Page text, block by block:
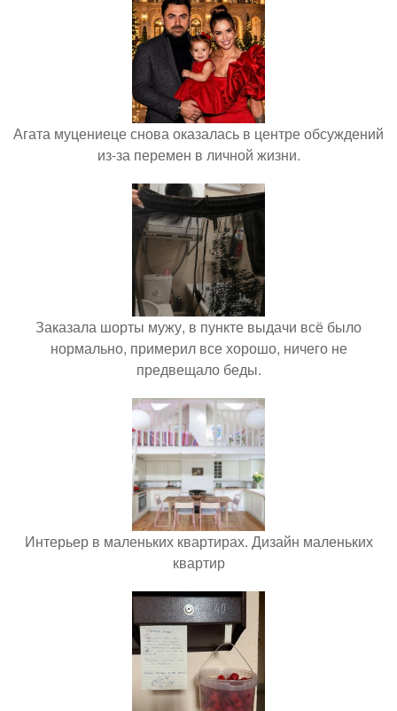
Агата муцениеце снова оказалась в центре обсуждений
из-за перемен в личной жизни.
Заказала шорты мужу, в пункте выдачи всё было
нормально, примерил все хорошо, ничего не
предвещало беды.
Интерьер в маленьких квартирах. Дизайн маленьких
квартир